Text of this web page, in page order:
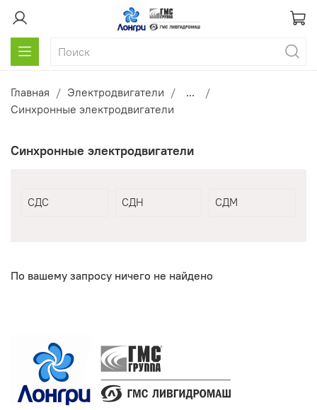
Главная Электродвигатели
...
Синхронные электродвигатели
Синхронные электродвигатели
СДС СДН СДМ
По вашему запросу ничего не найдено